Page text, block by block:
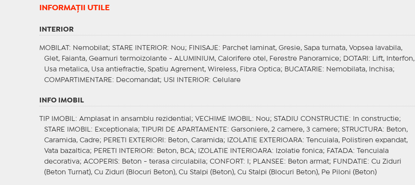
INFORMAŢII UTILE
INTERIOR
MOBILAT : Nemobilat; STARE INTERIOR: Nou; FINISAJE : Parchet laminat, Gresie, Sapa turnata, Vopsea lavabila,
Glet, Faianta, Geamuri termoizolante - ALUMINIUM, Calorifere otel, Ferestre Panoramice;
DOTARI : Lift, Interfon,
Usa metalica, Usa antiefractie, Spatiu Agrement, Wireless, Fibra Optica; BUCATARIE : Nemobilata, Inchisa;
COMPARTIMENTARE : Decomandat; USI INTERIOR: Celulare
INFO IMOBIL
TIP IMOBIL : Amplasat in ansamblu rezidential; VECHIME IMOBIL : Nou; STADIU CONSTRUCTIE : In constructie;
STARE IMOBIL
: Exceptionala; TIPURI DE APARTAMENTE : Garsoniere, 2 camere, 3 camere; STRUCTURA: Beton,
Caramida, Cadre; PERETI EXTERIORI : Beton, Caramida; IZOLATIE EXTERIOARA: Tencuiala, Polistiren expandat,
Vata bazaltica; PERETI INTERIORI : Beton, BCA; IZOLATIE INTERIOARA: Izolatie fonica; FATADA: Tencuiala
decorativa; ACOPERIS: Beton - terasa circulabila; CONFORT : I; PLANSEE : Beton armat; FUNDATIE : Cu Ziduri
(Beton Turnat), Cu Ziduri (Blocuri Beton), Cu Stalpi (Beton), Cu Stalpi (Blocuri Beton), Pe Piloni (Beton)